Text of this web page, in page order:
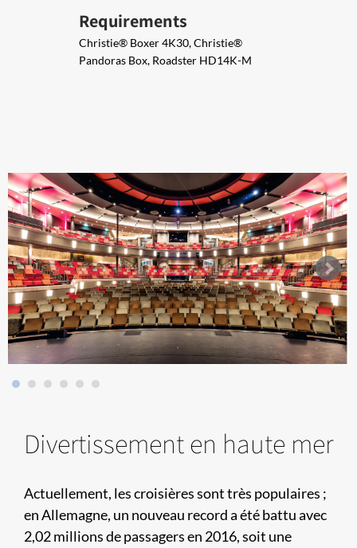
Requirements
Christie® Boxer 4K30, Christie®
Pandoras Box, Roadster HD14K-M
Divertissement en haute mer
Actuellement, les croisières sont très populaires ;
en Allemagne, un nouveau record a été battu avec
2,02 millions de passagers en 2016, soit une